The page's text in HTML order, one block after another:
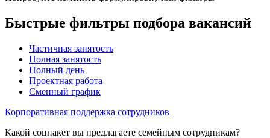
Быстрые фильтры подбора вакансий
Частичная занятость
Полная занятость
Полный день
Проектная работа
Сменный график
Корпоративная поддержка сотрудников
Какой соцпакет вы предлагаете семейным сотрудникам?